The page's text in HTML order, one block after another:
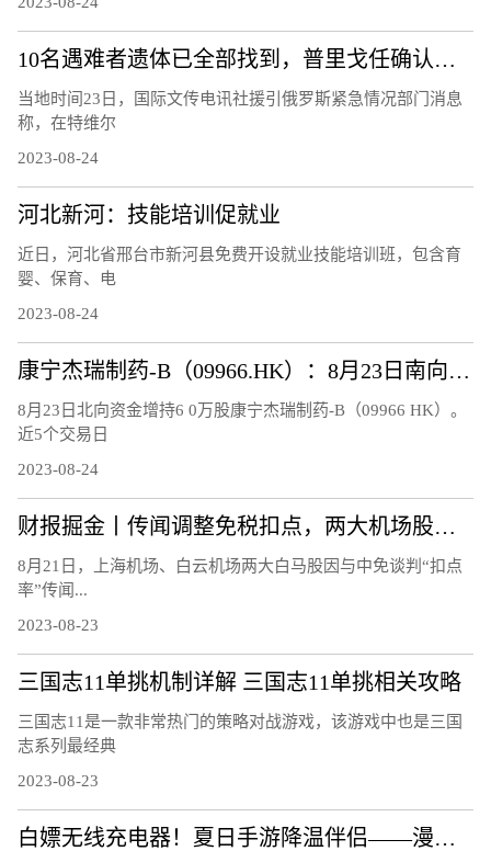
10名遇难者遗体已全部找到，普里戈任确认遇难
当地时间23日，国际文传电讯社援引俄罗斯紧急情况部门消息
称，在特维尔
2023-08-24
河北新河：技能培训促就业
近日，河北省邢台市新河县免费开设就业技能培训班，包含育
婴、保育、电
2023-08-24
康宁杰瑞制药-B（09966.HK）：8月23日南向资金增持6万股
8月23日北向资金增持6 0万股康宁杰瑞制药-B（09966 HK）。
近5个交易日
2023-08-24
财报掘金丨传闻调整免税扣点，两大机场股连跌3日!首批航空股中报、7月航运数据均报喜，航空板块大周期何时兑现？
8月21日，上海机场、白云机场两大白马股因与中免谈判“扣点
率”传闻...
2023-08-23
三国志11单挑机制详解 三国志11单挑相关攻略
三国志11是一款非常热门的策略对战游戏，该游戏中也是三国
志系列最经典
2023-08-23
白嫖无线充电器！夏日手游降温伴侣——漫步者C4 Pro磁吸散热器